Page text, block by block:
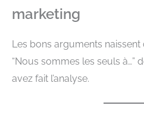
marketing
Les bons arguments
“Nous sommes les seuls à…”
avez fait l’analyse.